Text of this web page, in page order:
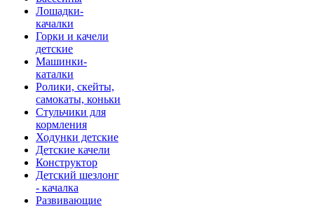
Лошадки-
качалки
Горки и качели
детские
Машинки-
каталки
Ролики, скейты,
самокаты, коньки
Стульчики для
кормления
Ходунки детские
Детские качели
Конструктор
Детский шезлонг
- качалка
Развивающие